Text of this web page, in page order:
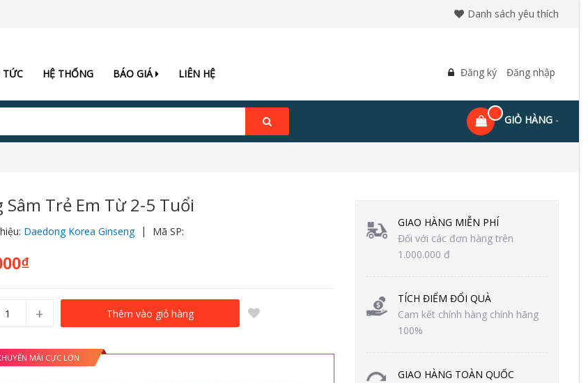
Danh sách yêu thích
TỨC HỆ THỐNG BÁO GIÁ LIÊN HỆ Đăng ký Đăng nhập
GIỎ HÀNG -
Sâm Trẻ Em Từ 2-5 Tuổi
Daedong Korea Ginseng | Mã SP:
+ Thêm vào giỏ hàng
MÃI CỰC LỚN
GIAO HÀNG MIỄN PHÍ
Đối với các đơn hàng trên
1.000.000 đ
TÍCH ĐIỂM ĐỔI QUÀ
Cam kết chính hàng chính hãng
100%
GIAO HÀNG TOÀN QUỐC